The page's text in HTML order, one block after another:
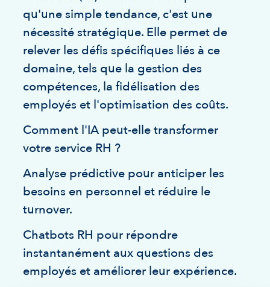
qu'une simple tendance, c'est une
nécessité stratégique. Elle permet de
relever les défis spécifiques liés à ce
domaine, tels que la gestion des
compétences, la fidélisation des
employés et l'optimisation des coûts.
Comment l'IA peut-elle transformer
votre service RH ?
Analyse prédictive pour anticiper les
besoins en personnel et réduire le
turnover.
Chatbots RH pour répondre
instantanément aux questions des
employés et améliorer leur expérience.